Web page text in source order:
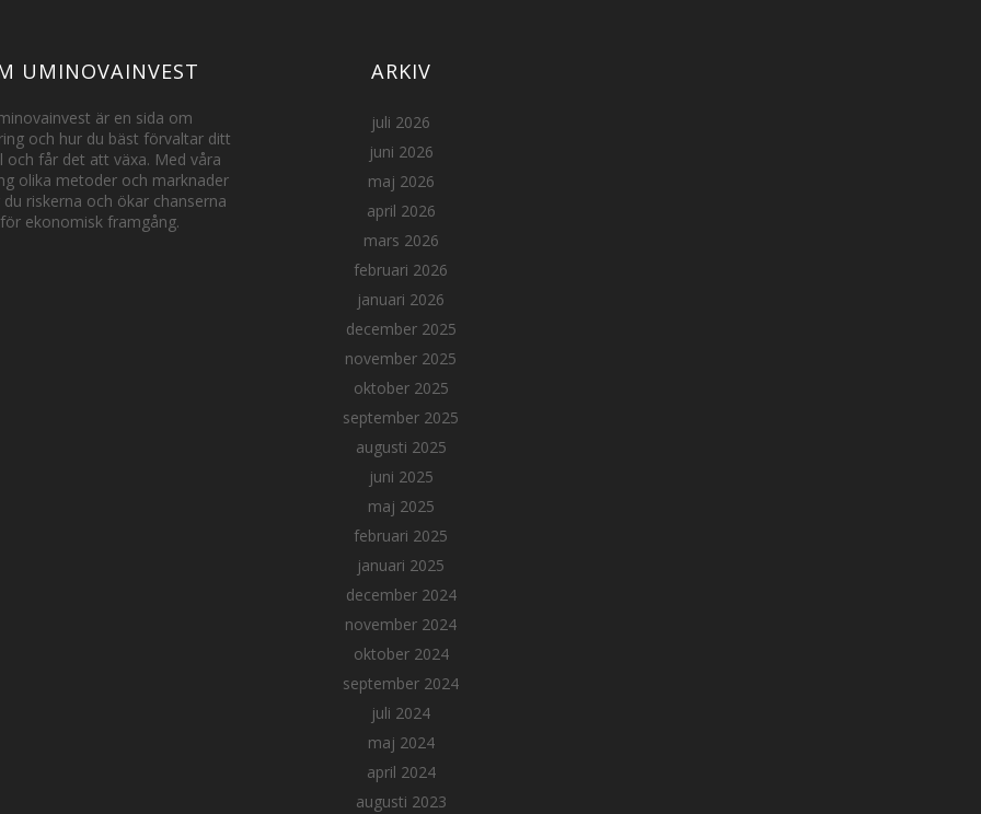
UMINOVAINVEST
är en sida om
och hur du bäst förvaltar ditt
och får det att växa. Med våra
olika metoder och marknader
du riskerna och ökar chanserna
för ekonomisk framgång.
ARKIV
juli 2026
juni 2026
maj 2026
april 2026
mars 2026
februari 2026
januari 2026
december 2025
november 2025
oktober 2025
september 2025
augusti 2025
juni 2025
maj 2025
februari 2025
januari 2025
december 2024
november 2024
oktober 2024
september 2024
juli 2024
maj 2024
april 2024
augusti 2023